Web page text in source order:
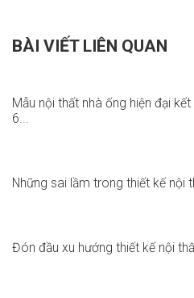
BÀI VIẾT LIÊN QUAN
Mẫu nội thất nhà ống hiện đại
6...
Những sai lầm trong thiết kế nội
Đón đầu xu hướng thiết kế nội